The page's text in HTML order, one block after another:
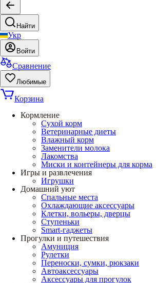
Найти
Укр
Войти
Сравнение
Любимые
Корзина
Кормление
Сухой корм
Ветеринарные диеты
Влажный корм
Заменители молока
Лакомства
Миски и контейнеры для корма
Игры и развлечения
Игрушки
Домашний уют
Спальные места
Охлаждающие аксессуары
Клетки, вольеры, дверцы
Ступеньки
Smart-гаджеты
Прогулки и путешествия
Амуниция
Рулетки
Переноски, сумки, рюкзаки
Автоаксессуары
Аксессуары для прогулок